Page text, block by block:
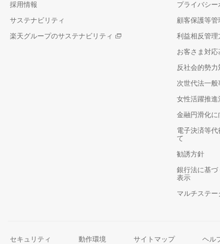
採用情報
サステナビリティ
楽天グループのサステナビリティ
プライバシー
顧客保護等管
利益相反管理
お客さま対応
反社会的勢
次世代法一
女性活躍推
金融円滑化
電子決済等
て
勧誘方針
銀行法に基
表示
マルチステ
セキュリティ 動作環境 サイトマップ ヘル